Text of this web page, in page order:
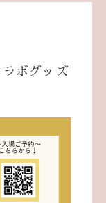
ラボグッズ